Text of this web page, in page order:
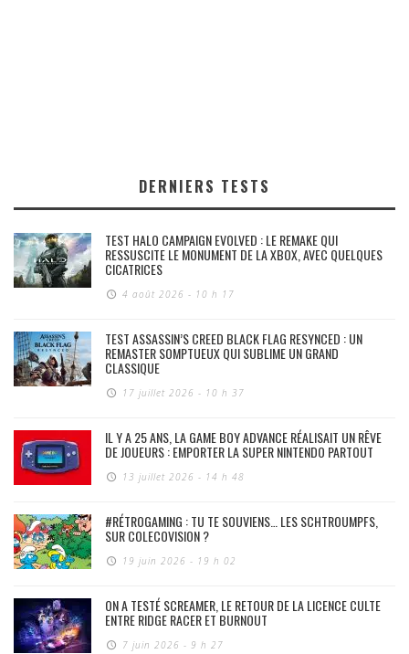
DERNIERS TESTS
TEST HALO CAMPAIGN EVOLVED : LE REMAKE QUI
RESSUSCITE LE MONUMENT DE LA XBOX, AVEC QUELQUES
CICATRICES
4 août 2026 - 10 h 17
TEST ASSASSIN’S CREED BLACK FLAG RESYNCED : UN
REMASTER SOMPTUEUX QUI SUBLIME UN GRAND
CLASSIQUE
17 juillet 2026 - 10 h 37
IL Y A 25 ANS, LA GAME BOY ADVANCE RÉALISAIT UN RÊVE
DE JOUEURS : EMPORTER LA SUPER NINTENDO PARTOUT
13 juillet 2026 - 14 h 48
#RÉTROGAMING : TU TE SOUVIENS… LES SCHTROUMPFS,
SUR COLECOVISION ?
19 juin 2026 - 19 h 02
ON A TESTÉ SCREAMER, LE RETOUR DE LA LICENCE CULTE
ENTRE RIDGE RACER ET BURNOUT
7 juin 2026 - 9 h 27